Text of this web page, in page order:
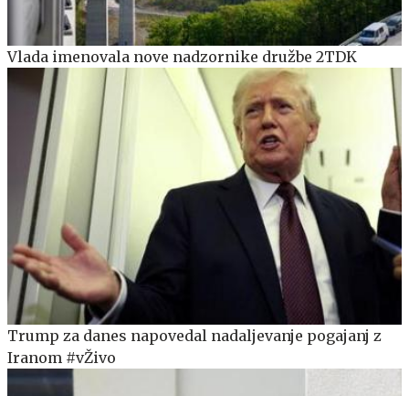
Vlada imenovala nove nadzornike družbe 2TDK
Trump za danes napovedal nadaljevanje pogajanj z
Iranom #vŽivo